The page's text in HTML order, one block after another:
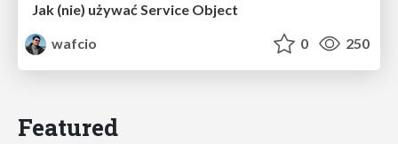
Jak (nie) używać Service Object
wafcio
0 250
Featured